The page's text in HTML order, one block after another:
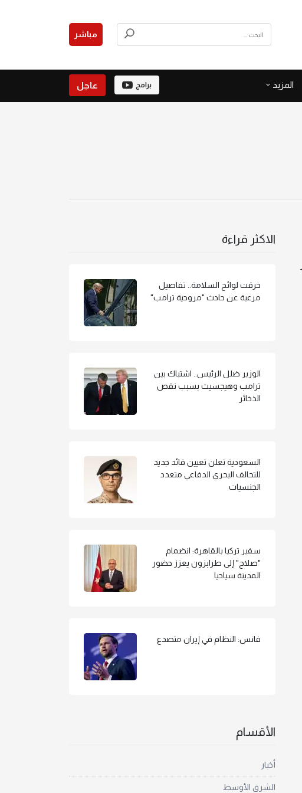
مباشر
المزيد برامج عاجل
الاكثر قراءة
خرقت لوائح السلامة.. تفاصيل
مرعبة عن حادث "مروحية ترامب"
الوزير ضلل الرئيس.. اشتباك بين
ترامب وهيجسيث بسبب نقص
الذخائر
السعودية تعلن تعيين قائد جديد
للتحالف البحري الدفاعي متعدد
الجنسيات
سفير تركيا بالقاهرة: انضمام
"صلاح" إلى طرابزون يعزز حضور
المدينة سياحيا
فانس: النظام في إيران متصدع
الأقسام
أخبار
الشرق الأوسط